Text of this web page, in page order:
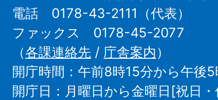
電話 0178-43-2111（代表）
ファックス 0178-45-2077
（各課連絡先 / 庁舎案内）
開庁時間：午前8時15分から午後
開庁日：月曜日から金曜日[祝日